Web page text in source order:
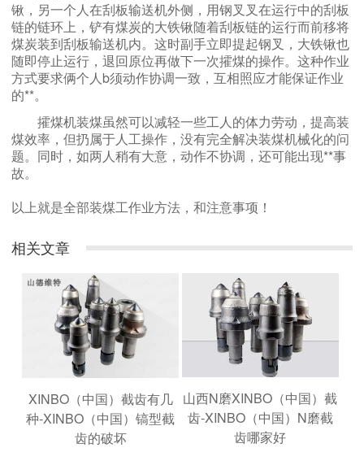
锹，另一个人在刮板输送机外侧，用钢叉叉在运行中的刮板
链的链环上，铲有煤炭的大铁锹随着刮板链的运行而前移将
煤炭装到刮板输送机内。这时副手立即提起钢叉，大铁锹也
随即停止运行，退回原位再做下一次攉煤的操作。这种作业
方式要求俩个人b须动作协调一致，互相照应才能保证作业
的**。
攉煤机装煤虽然可以减轻一些工人的体力劳动，提高装
煤效率，但扔属于人工操作，没有完全解决装煤机械化的问
题。同时，如两人稍有大意，动作不协调，还可能出现**事
故。
以上就是全部装煤工作业方法，和注意事项！
相关文章
XINBO（中国）截齿有几
种-XINBO（中国）镐型截
齿的破坏
山西N磨XINBO（中国）截
齿-XINBO（中国）N磨截
齿哪家好